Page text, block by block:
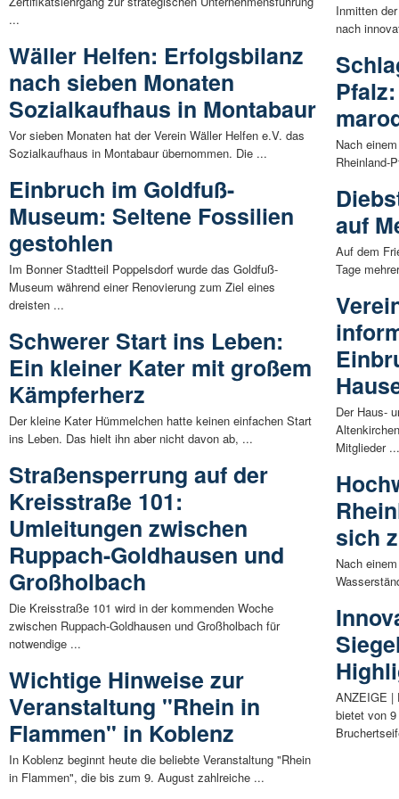
...
Wäller Helfen: Erfolgsbilanz
nach sieben Monaten
Sozialkaufhaus in Montabaur
Vor sieben Monaten hat der Verein Wäller Helfen e.V. das
Sozialkaufhaus in Montabaur übernommen. Die ...
Einbruch im Goldfuß-
Museum: Seltene Fossilien
gestohlen
Im Bonner Stadtteil Poppelsdorf wurde das Goldfuß-
Museum während einer Renovierung zum Ziel eines
dreisten ...
Schwerer Start ins Leben:
Ein kleiner Kater mit großem
Kämpferherz
Der kleine Kater Hümmelchen hatte keinen einfachen Start
ins Leben. Das hielt ihn aber nicht davon ab, ...
Straßensperrung auf der
Kreisstraße 101:
Umleitungen zwischen
Ruppach-Goldhausen und
Großholbach
Die Kreisstraße 101 wird in der kommenden Woche
zwischen Ruppach-Goldhausen und Großholbach für
notwendige ...
Wichtige Hinweise zur
Veranstaltung "Rhein in
Flammen" in Koblenz
In Koblenz beginnt heute die beliebte Veranstaltung "Rhein
in Flammen", die bis zum 9. August zahlreiche ...
Inmitten
nach
Nach
Rheinland-
auf
Auf dem
Tage
Der Haus-
Mitglieder
sich
Nach
ANZEIGE |
bietet von